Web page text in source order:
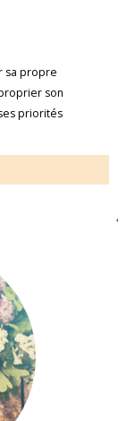
sa propre
son
priorités